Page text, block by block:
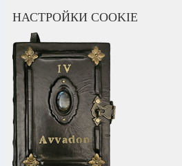
НАСТРОЙКИ COOKIE